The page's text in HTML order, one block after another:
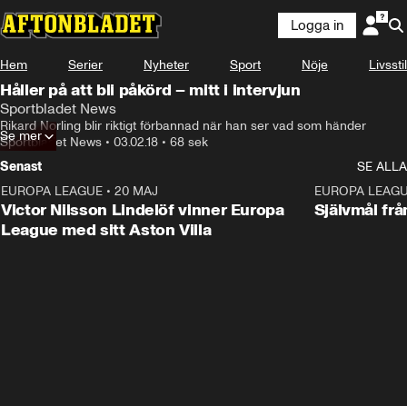
Logga in
Hem Serier Nyheter Sport Nöje Livsstil
Håller på att bli påkörd – mitt i intervjun
Sportbladet News
Rikard Norling blir riktigt förbannad när han ser vad som händer
Sportbladet News • 03.02.18 • 68 sek
Se mer
Senast
SE ALLA
EUROPA LEAGUE • 20 MAJ
Victor Nilsson Lindelöf vinner Europa
League med sitt Aston Villa
EUROPA
Självmål